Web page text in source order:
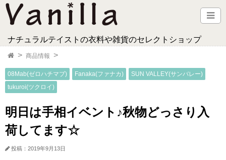
ナチュラルテイストの衣料や雑貨のセレクトショップ
商品情報
08Mab(ゼロハチマブ) Fanaka(ファナカ)
SUN VALLEY(サンバレー)
tukuroi(ツクロイ)
明日は手相イベント♪秋物どっさり入
荷してます☆
投稿：2019年9月13日